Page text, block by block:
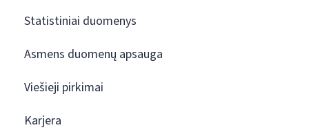
Statistiniai duomenys
Asmens duomenų apsauga
Viešieji pirkimai
Karjera